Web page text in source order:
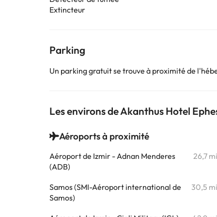
Extincteur
Parking
Un parking gratuit se trouve à proximité de
Les environs de Akanthus Hotel
Aéroports à proximité
Aéroport de Izmir - Adnan Menderes
(ADB)
26,7 mi
Samos (SMI-Aéroport international de
Samos)
30,5 mi